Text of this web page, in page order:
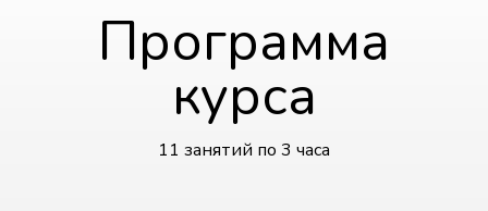
Программа
курса
11 занятий по 3 часа